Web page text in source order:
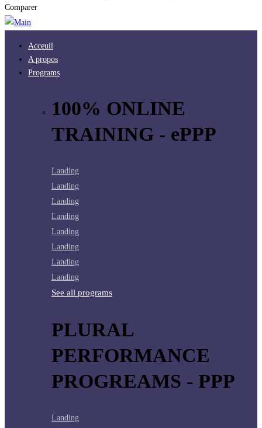
Comparer
Acceuil
A propos
Programs
100% ONLINE
TRAINING - ePPP
Landing
Landing
Landing
Landing
Landing
Landing
Landing
Landing
See all programs
PLURAL
PERFORMANCE
PROGREAMS - PPP
Landing